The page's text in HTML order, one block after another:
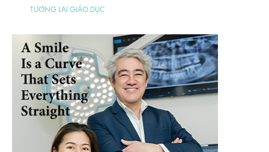
TƯƠNG LAI GIÁO DỤC